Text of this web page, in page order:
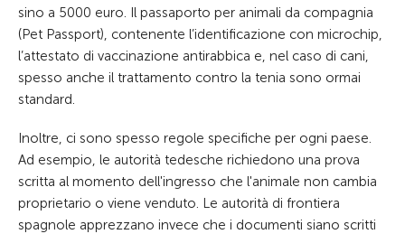
sino a 5000 euro. Il passaporto per animali da compagnia
(Pet Passport), contenente l’identificazione con microchip,
l’attestato di vaccinazione antirabbica e, nel caso di cani,
spesso anche il trattamento contro la tenia sono ormai
standard.
Inoltre, ci sono spesso regole specifiche per ogni paese.
Ad esempio, le autorità tedesche richiedono una prova
scritta al momento dell'ingresso che l'animale non cambia
proprietario o viene venduto. Le autorità di frontiera
spagnole apprezzano invece che i documenti siano scritti